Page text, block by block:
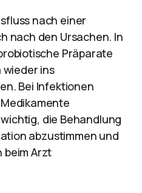
nach einer
nach den Ursachen. In
Präparate
ins
Bei Infektionen
die Behandlung
abzustimmen und
beim Arzt